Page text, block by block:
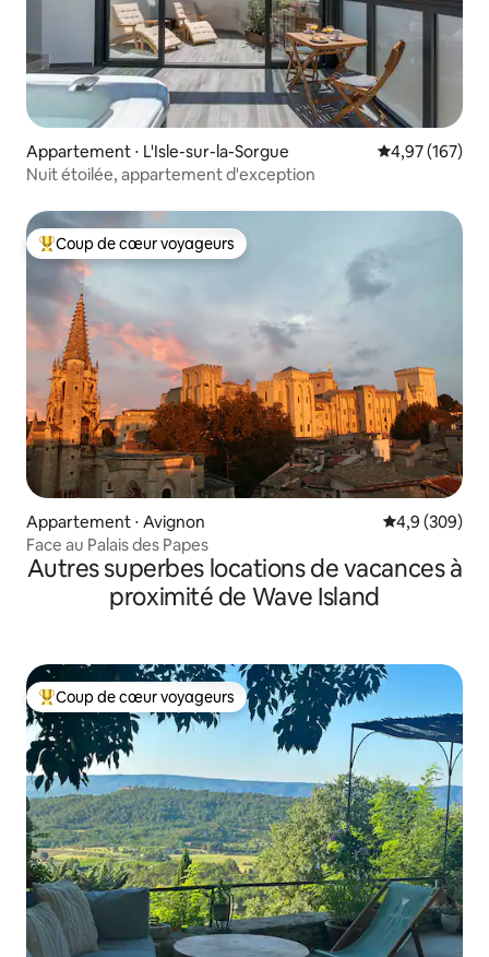
Appartement ⋅ L'Isle-sur-la-Sorgue Évaluation
4,97 (167)
Nuit étoilée, appartement d'exception
Coups de cœur voyageurs les plus appréciés
Coup de cœur voyageurs
Appartement ⋅ Avignon Évaluation
4,9 (309)
Face au Palais des Papes
Autres superbes locations de vacances à
proximité de Wave Island
Coups de cœur voyageurs les plus appréciés
Coup de cœur voyageurs